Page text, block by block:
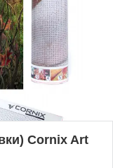
Cornix Art